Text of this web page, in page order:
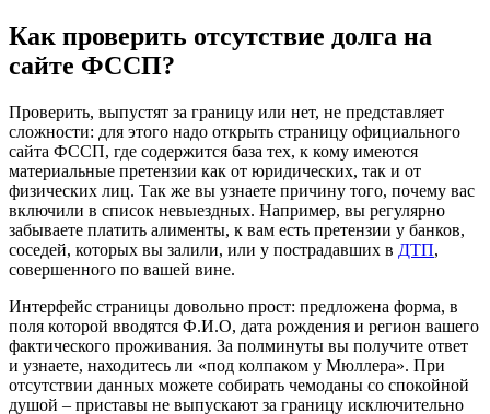
Как проверить отсутствие долга на
сайте ФССП?
Проверить, выпустят за границу или нет, не представляет
сложности: для этого надо открыть страницу официального
сайта ФССП, где содержится база тех, к кому имеются
материальные претензии как от юридических, так и от
физических лиц. Так же вы узнаете причину того, почему вас
включили в список невыездных. Например, вы регулярно
забываете платить алименты, к вам есть претензии у банков,
соседей, которых вы залили, или у пострадавших в ДТП,
совершенного по вашей вине.
Интерфейс страницы довольно прост: предложена форма, в
поля которой вводятся Ф.И.О, дата рождения и регион вашего
фактического проживания. За полминуты вы получите ответ
и узнаете, находитесь ли «под колпаком у Мюллера». При
отсутствии данных можете собирать чемоданы со спокойной
душой – приставы не выпускают за границу исключительно